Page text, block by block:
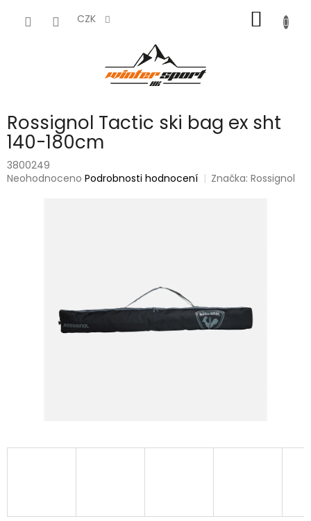
CZK
KOŠÍK
Rossignol Tactic ski bag ex sht
140-180cm
3800249
Průměrné
Neohodnoceno Podrobnosti hodnocení Značka:Rossignol